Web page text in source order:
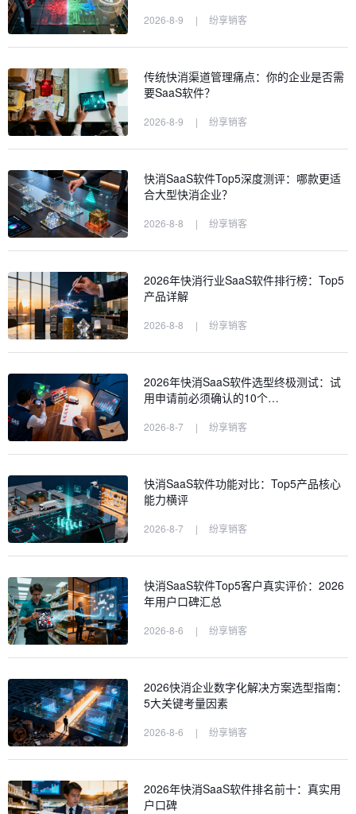
2026-8-9 | 纷享销客
传统快消渠道管理痛点：你的企业是否需
要SaaS软件？
2026-8-9 | 纷享销客
快消SaaS软件Top5深度测评：哪款更适
合大型快消企业？
2026-8-8 | 纷享销客
2026年快消行业SaaS软件排行榜：Top5
产品详解
2026-8-8 | 纷享销客
2026年快消SaaS软件选型终极测试：试
用申请前必须确认的10个…
2026-8-7 | 纷享销客
快消SaaS软件功能对比：Top5产品核心
能力横评
2026-8-7 | 纷享销客
快消SaaS软件Top5客户真实评价：2026
年用户口碑汇总
2026-8-6 | 纷享销客
2026快消企业数字化解决方案选型指南：
5大关键考量因素
2026-8-6 | 纷享销客
2026年快消SaaS软件排名前十：真实用
户口碑